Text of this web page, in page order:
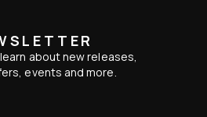
about new releases,
events and more.